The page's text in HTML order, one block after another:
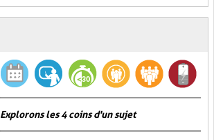
Explorons les 4 coins d'un sujet